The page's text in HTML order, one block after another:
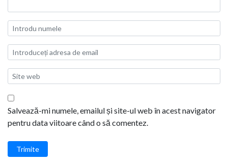
Salvează-mi numele, emailul și site-ul web în acest navigator
pentru data viitoare când o să comentez.
Trimite